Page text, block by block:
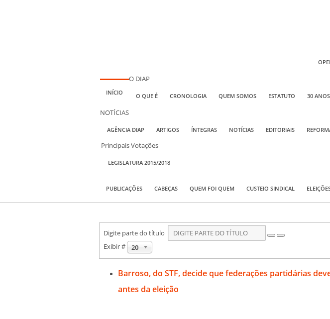
INÍCIO
O DIAP
O QUE É CRONOLOGIA QUEM SOMOS ESTATUTO 30
NOTÍCIAS
AGÊNCIA DIAP ARTIGOS ÍNTEGRAS NOTÍCIAS EDITORIAIS
Principais Votações
LEGISLATURA 2015/2018
PUBLICAÇÕES CABEÇAS QUEM FOI QUEM CUSTEIO SINDICAL
Digite parte do título
Exibir #
20
Barroso, do STF, decide que federações partidárias
antes da eleição